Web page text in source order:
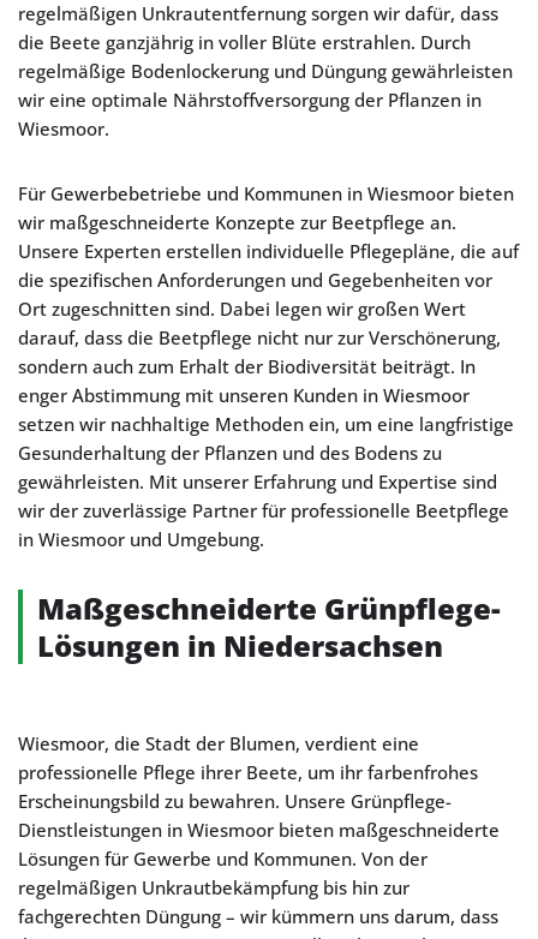
regelmäßigen Unkrautentfernung sorgen wir dafür, dass
die Beete ganzjährig in voller Blüte erstrahlen. Durch
regelmäßige Bodenlockerung und Düngung gewährleisten
wir eine optimale Nährstoffversorgung der Pflanzen in
Wiesmoor.
Für Gewerbebetriebe und Kommunen in Wiesmoor bieten
wir maßgeschneiderte Konzepte zur Beetpflege an.
Unsere Experten erstellen individuelle Pflegepläne, die auf
die spezifischen Anforderungen und Gegebenheiten vor
Ort zugeschnitten sind. Dabei legen wir großen Wert
darauf, dass die Beetpflege nicht nur zur Verschönerung,
sondern auch zum Erhalt der Biodiversität beiträgt. In
enger Abstimmung mit unseren Kunden in Wiesmoor
setzen wir nachhaltige Methoden ein, um eine langfristige
Gesunderhaltung der Pflanzen und des Bodens zu
gewährleisten. Mit unserer Erfahrung und Expertise sind
wir der zuverlässige Partner für professionelle Beetpflege
in Wiesmoor und Umgebung.
Maßgeschneiderte Grünpflege-
Lösungen in Niedersachsen
Wiesmoor, die Stadt der Blumen, verdient eine
professionelle Pflege ihrer Beete, um ihr farbenfrohes
Erscheinungsbild zu bewahren. Unsere Grünpflege-
Dienstleistungen in Wiesmoor bieten maßgeschneiderte
Lösungen für Gewerbe und Kommunen. Von der
regelmäßigen Unkrautbekämpfung bis hin zur
fachgerechten Düngung – wir kümmern uns darum, dass